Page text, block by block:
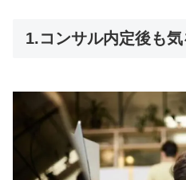
1.コンサル内定後も気